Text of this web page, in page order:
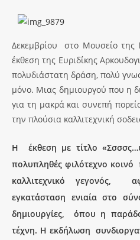
Δεκεμβρίου στο Μουσείο
έκθεση της Ευριδίκης
πολυδιάστατη δράση, πολύ
μόνο. Μιας δημιουργού που η
για τη μακρά και συνεπή
την πλούσια καλλιτεχνική
Η έκθεση με τίτλο
πολυπληθές φιλότεχνο
καλλιτεχνικό γεγονός,
εγκατάσταση ενιαία στο
δημιουργίες, όπου η
τέχνη. Η εκδήλωση